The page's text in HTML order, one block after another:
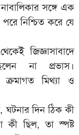
সঙ্গে এক
নিশ্চিত করে যে
জিজ্ঞাসাবাদে
না প্রভাস।
ক্রমাগত মিথ্যা ও
ঘটনার দিন ঠিক কী
কী ছিল, তা স্পষ্ট